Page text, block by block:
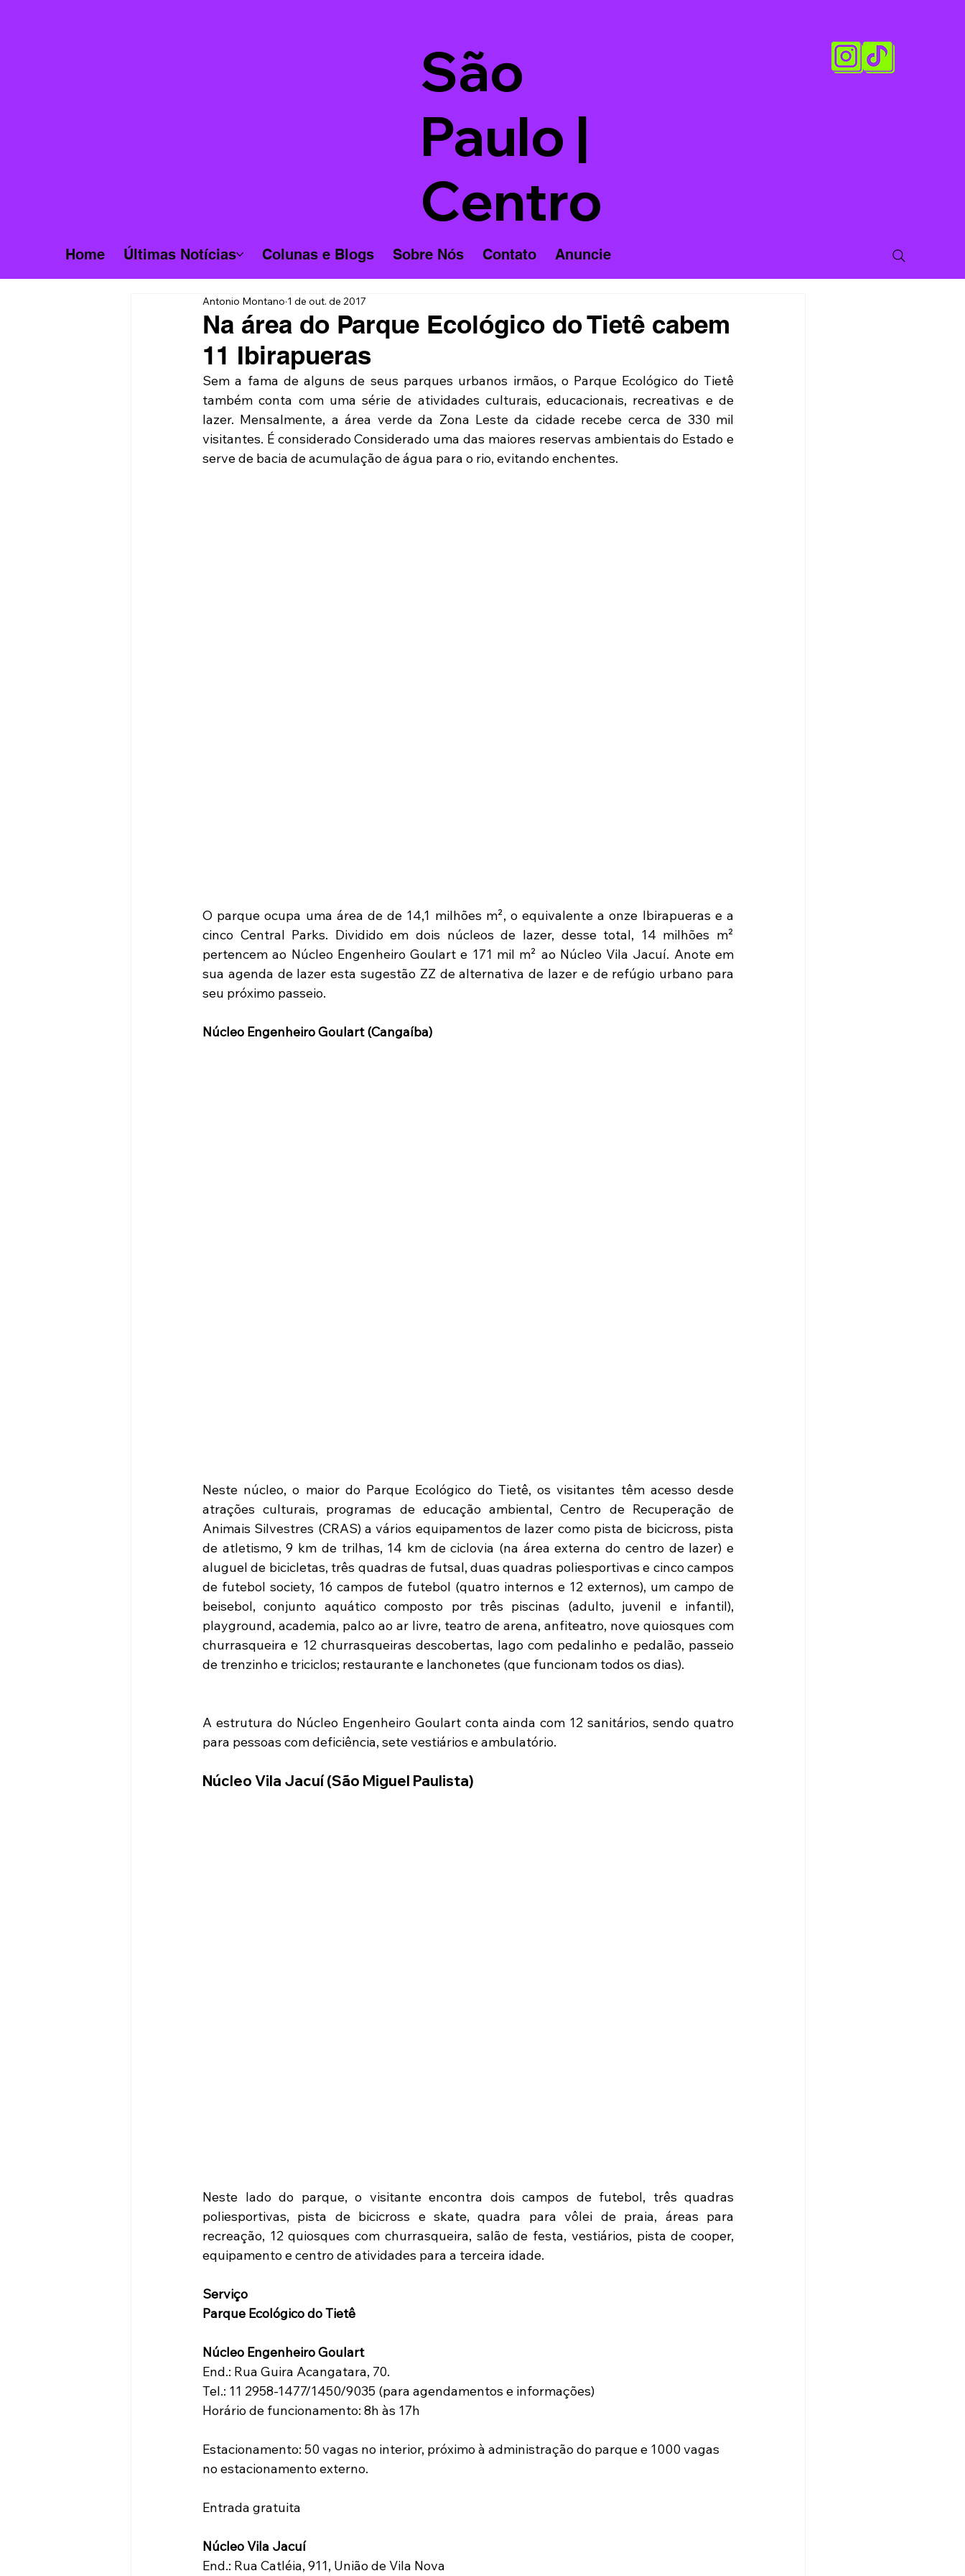
São
Paulo |
Centro
Home Últimas Notícias Colunas e Blogs Sobre Nós Contato Anuncie
Na área do Parque Ecológico do Tietê cabem
11 Ibirapueras
Antonio Montano 1 de out. de 2017
Sem a fama de alguns de seus parques urbanos irmãos, o Parque Ecológico do Tietê
também conta com uma série de atividades culturais, educacionais, recreativas e de
lazer. Mensalmente, a área verde da Zona Leste da cidade recebe cerca de 330 mil
visitantes. É considerado Considerado uma das maiores reservas ambientais do Estado e
serve de bacia de acumulação de água para o rio, evitando enchentes.
O parque ocupa uma área de de 14,1 milhões m², o equivalente a onze Ibirapueras e a
cinco Central Parks. Dividido em dois núcleos de lazer, desse total, 14 milhões m²
pertencem ao Núcleo Engenheiro Goulart e 171 mil m² ao Núcleo Vila Jacuí. Anote em
sua agenda de lazer esta sugestão ZZ de alternativa de lazer e de refúgio urbano para
seu próximo passeio.
Núcleo Engenheiro Goulart (Cangaíba)
Neste núcleo, o maior do Parque Ecológico do Tietê, os visitantes têm acesso desde
atrações culturais, programas de educação ambiental, Centro de Recuperação de
Animais Silvestres (CRAS) a vários equipamentos de lazer como pista de bicicross, pista
de atletismo, 9 km de trilhas, 14 km de ciclovia (na área externa do centro de lazer) e
aluguel de bicicletas, três quadras de futsal, duas quadras poliesportivas e cinco campos
de futebol society, 16 campos de futebol (quatro internos e 12 externos), um campo de
beisebol, conjunto aquático composto por três piscinas (adulto, juvenil e infantil),
playground, academia, palco ao ar livre, teatro de arena, anfiteatro, nove quiosques com
churrasqueira e 12 churrasqueiras descobertas, lago com pedalinho e pedalão, passeio
de trenzinho e triciclos; restaurante e lanchonetes (que funcionam todos os dias).
A estrutura do Núcleo Engenheiro Goulart conta ainda com 12 sanitários, sendo quatro
para pessoas com deficiência, sete vestiários e ambulatório.
Núcleo Vila Jacuí (São Miguel Paulista)
Neste lado do parque, o visitante encontra dois campos de futebol, três quadras
poliesportivas, pista de bicicross e skate, quadra para vôlei de praia, áreas para
recreação, 12 quiosques com churrasqueira, salão de festa, vestiários, pista de cooper,
equipamento e centro de atividades para a terceira idade.
Serviço
Parque Ecológico do Tietê
Núcleo Engenheiro Goulart
End.: Rua Guira Acangatara, 70.
Tel.: 11 2958-1477/1450/9035 (para agendamentos e informações)
Horário de funcionamento: 8h às 17h
Estacionamento: 50 vagas no interior, próximo à administração do parque e 1000 vagas
no estacionamento externo.
Entrada gratuita
Núcleo Vila Jacuí
End.: Rua Catléia, 911, União de Vila Nova